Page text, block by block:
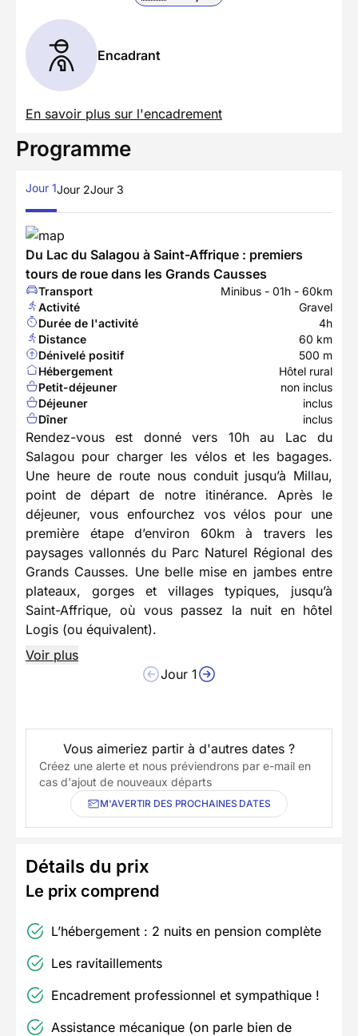
Encadrant
En savoir plus sur l'encadrement
Programme
Jour 1Jour 2Jour 3
Du Lac du Salagou à Saint-Affrique : premiers
tours de roue dans les Grands Causses
Transport
Minibus - 01h - 60km
Activité
Gravel
Durée de l'activité
4h
Distance
60 km
Dénivelé positif
500 m
Hébergement
Hôtel rural
Petit-déjeuner
non inclus
Déjeuner
inclus
Dîner
inclus
Rendez-vous est donné vers 10h au Lac du
Salagou pour charger les vélos et les bagages.
Une heure de route nous conduit jusqu’à Millau,
point de départ de notre itinérance. Après le
déjeuner, vous enfourchez vos vélos pour une
première étape d’environ 60km à travers les
paysages vallonnés du Parc Naturel Régional des
Grands Causses. Une belle mise en jambes entre
plateaux, gorges et villages typiques, jusqu’à
Saint-Affrique, où vous passez la nuit en hôtel
Logis (ou équivalent).
Voir plus
Jour 1
Vous aimeriez partir à d'autres dates ?
Créez une alerte et nous préviendrons par e-mail en
cas d'ajout de nouveaux départs
M'AVERTIR DES PROCHAINES DATES
Détails du prix
Le prix comprend
L’hébergement : 2 nuits en pension complète
Les ravitaillements
Encadrement professionnel et sympathique !
Assistance mécanique (on parle bien de